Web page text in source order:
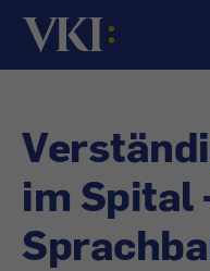
Startseite
im Spital